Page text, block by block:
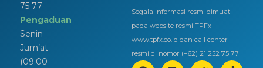
75 77
Pengaduan
Senin –
Jum’at
(09.00 –
Segala informasi resmi dimuat
pada website resmi TPFx
www.tpfx.co.id dan call center
resmi di nomor (+62) 21 252 75 77